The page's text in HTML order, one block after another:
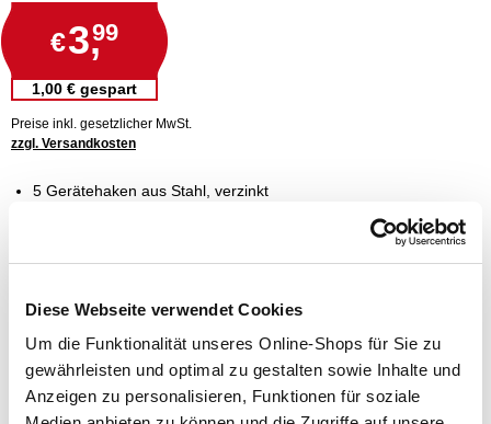
Diese Webseite verwendet Cookies
Um die Funktionalität unseres Online-Shops für Sie zu
gewährleisten und optimal zu gestalten sowie Inhalte und
Anzeigen zu personalisieren, Funktionen für soziale
€3,99
1,00 € gespart
Preise inkl. gesetzlicher MwSt.
zzgl. Versandkosten
5 Gerätehaken aus Stahl, verzinkt
ideal zum Aufhängen von Gartengeräten mit T-Griff, wie z. B.
für Stiele / Griffe mit bis zu 38 mm Durchmesser
Lieferung nach Hause
Verfügbarkeit online: Auf Lager